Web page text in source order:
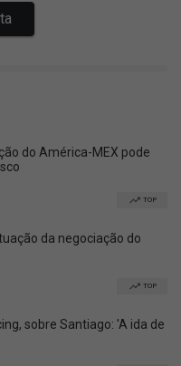
do América-MEX pode
TOP
da negociação do
TOP
sobre Santiago: 'A ida de